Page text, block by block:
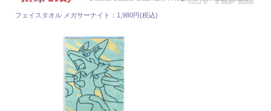
フェイスタオル メガサーナイト：1,980円(税込)